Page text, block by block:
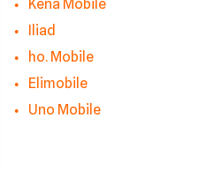
Kena Mobile
Iliad
ho. Mobile
Elimobile
Uno Mobile